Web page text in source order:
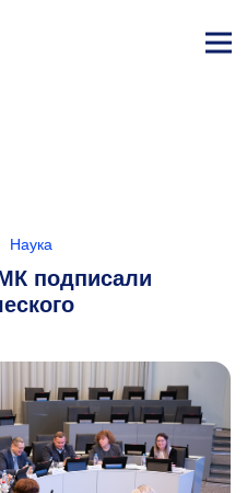
Наука
подписали